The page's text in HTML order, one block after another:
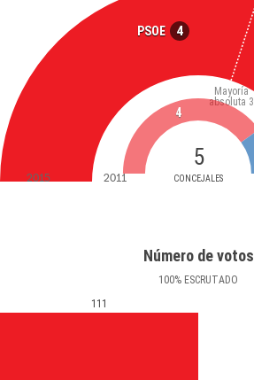
PSOE 4
5
CONCEJALES
Mayoría
absoluta 3
4
2015 2011
Número de votos
100% ESCRUTADO
111